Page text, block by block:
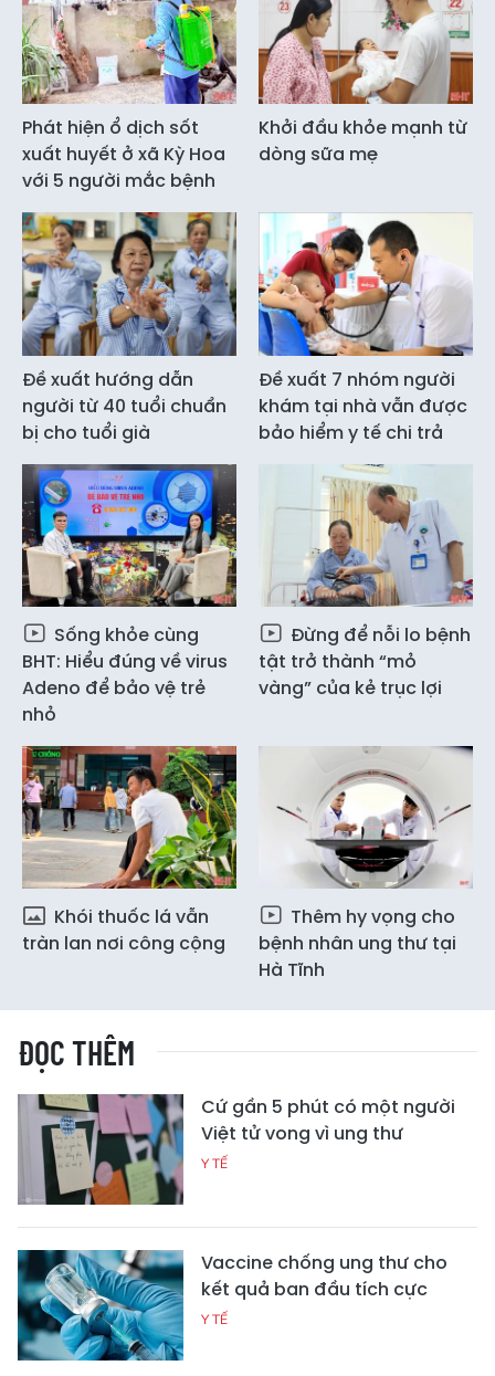
Phát hiện ổ dịch sốt
xuất huyết ở xã Kỳ Hoa
với 5 người mắc bệnh
Khởi đầu khỏe mạnh từ
dòng sữa mẹ
Đề xuất hướng dẫn
người từ 40 tuổi chuẩn
bị cho tuổi già
Đề xuất 7 nhóm người
khám tại nhà vẫn được
bảo hiểm y tế chi trả
Sống khỏe cùng
BHT: Hiểu đúng về virus
Adeno để bảo vệ trẻ
nhỏ
Đừng để nỗi lo bệnh
tật trở thành “mỏ
vàng” của kẻ trục lợi
Khói thuốc lá vẫn
tràn lan nơi công cộng
Thêm hy vọng cho
bệnh nhân ung thư tại
Hà Tĩnh
ĐỌC THÊM
Cứ gần 5 phút có một người
Việt tử vong vì ung thư
Y TẾ
Vaccine chống ung thư cho
kết quả ban đầu tích cực
Y TẾ